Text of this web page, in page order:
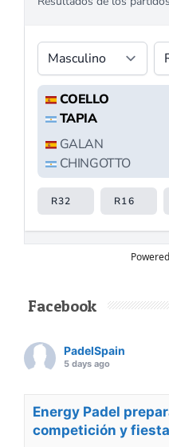
Facebook
PadelSpain
5 days ago
Energy Padel
competición y